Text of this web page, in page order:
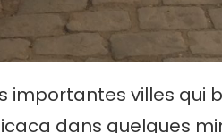
importantes villes qui
dans quelques